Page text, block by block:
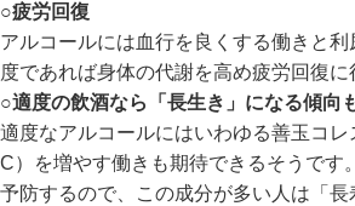
○疲労回復
アルコールには血行を良くする働きと
度であれば身体の代謝を高め疲労回復に
○適度の飲酒なら「長生き」になる傾向
適度なアルコールにはいわゆる善玉コ
C）を増やす働きも期待できるそうです
予防するので、この成分が多い人は「